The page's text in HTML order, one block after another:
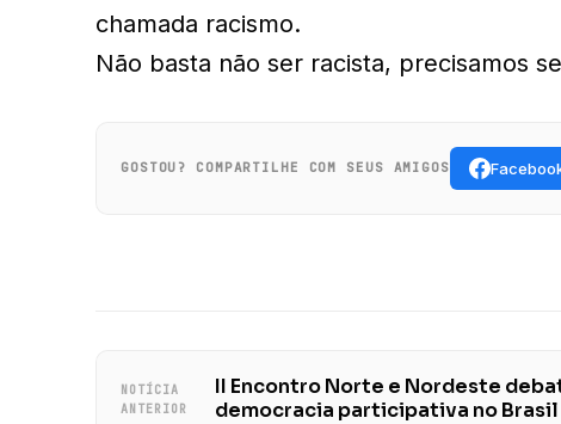
chamada racismo.
Não basta não ser racista, precisamos
GOSTOU? COMPARTILHE COM SEUS AMIGOS
NOTÍCIA
ANTERIOR
II Encontro Norte e Nordeste
democracia participativa no Brasil